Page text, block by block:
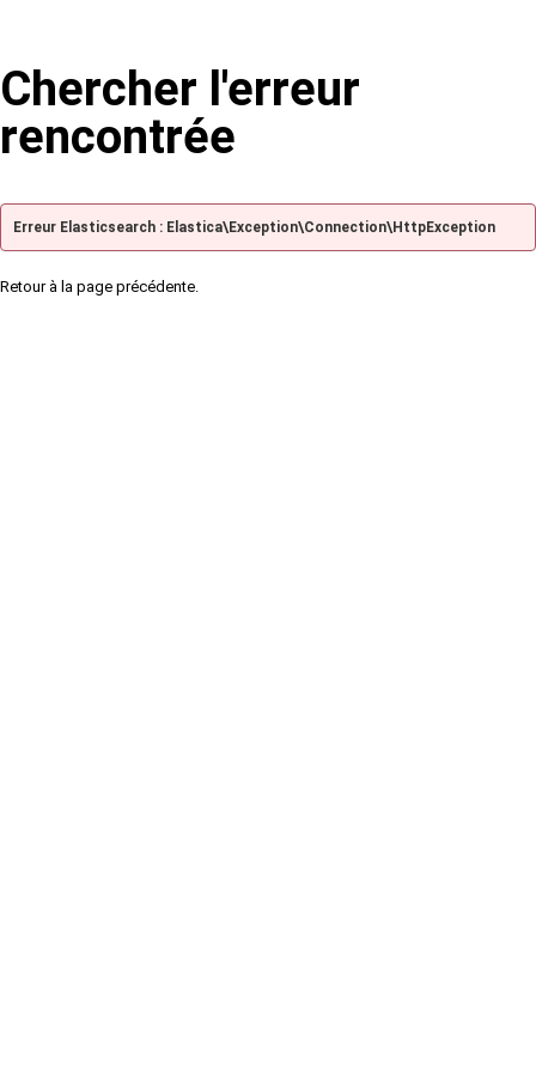
Chercher l'erreur
rencontrée
Erreur Elasticsearch : Elastica\Exception\Connection\HttpException
Retour à la page précédente.